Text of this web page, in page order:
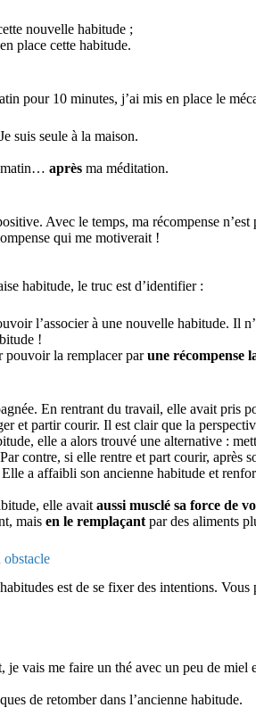
nouvelle habitude ;
place cette habitude.
pour 10 minutes, j’ai mis en place le
suis seule à la maison.
matin… après ma méditation.
Avec le temps, ma récompense
qui me motiverait !
habitude, le truc est d’identifier :
l’associer à une nouvelle habitude. Il
!
pouvoir la remplacer parune récompense
En rentrant du travail, elle avait pris
et partir courir. Il est clair que la
elle a alors trouvé une alternative :
contre, si elle rentre et part courir,
a affaibli son ancienne habitude et
elle avait aussi musclé sa force de
mais en le remplaçant par des aliments
obstacle
est de se fixer des intentions.
je vais me faire un thé avec un peu de
de retomber dans l’ancienne habitude.